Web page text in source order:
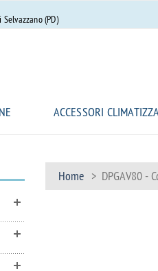
(PD)
ACCESSORI
Home > DPGAV80 -